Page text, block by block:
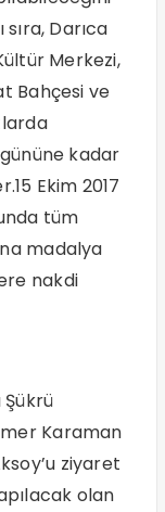
Darıca
Merkezi,
Bahçesi ve
kadar
Ekim 2017
tüm
madalya
nakdi
Şükrü
Karaman
ziyaret
olan